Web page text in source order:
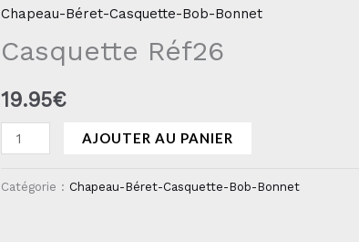
Chapeau-Béret-Casquette-Bob-Bonnet
Casquette Réf26
19.95€
Casquette
AJOUTER AU PANIER
Catégorie : Chapeau-Béret-Casquette-Bob-Bonnet